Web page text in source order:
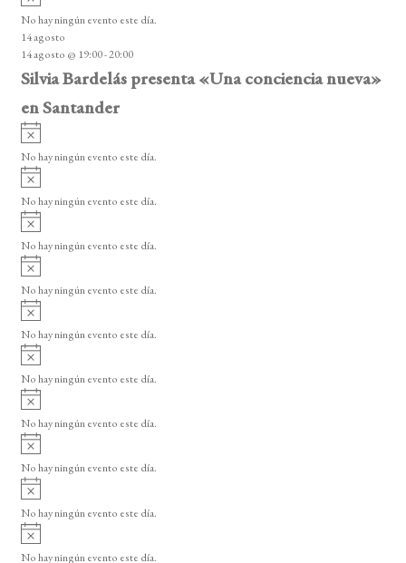
o
v
i
s
o
No hay ningún evento este día.
14 agosto
14 agosto @ 19:00-20:00
Silvia Bardelás presenta «Una conciencia nueva»
en Santander
A
v
i
o
No hay ningún evento este día.
A
v
i
o
No hay ningún evento este día.
A
v
i
o
No hay ningún evento este día.
A
v
i
o
No hay ningún evento este día.
A
v
i
o
No hay ningún evento este día.
A
v
i
o
No hay ningún evento este día.
A
v
i
o
No hay ningún evento este día.
A
v
i
o
No hay ningún evento este día.
A
v
i
o
No hay ningún evento este día.
A
v
No hay ningún evento este día.